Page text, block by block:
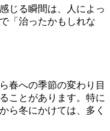
じる瞬間は、人によっ
「治ったかもしれな
春への季節の変わり目
ことがあります。特に
ら冬にかけては、多く